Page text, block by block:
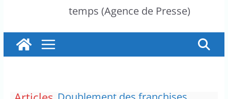
temps (Agence de Presse)